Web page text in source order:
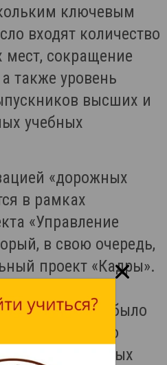
ключевым
входят количество
мест, сокращение
также уровень
высших и
учебных
«дорожных
в рамках
«Управление
в свою очередь,
проект «Кадры».
под
Голиковой, было
по улучшению
в указанных